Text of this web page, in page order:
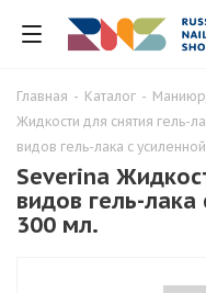
Главная - Каталог -
Жидкости для снятия гель-
видов гель-лака с
Severina
видов гель-
300 мл.